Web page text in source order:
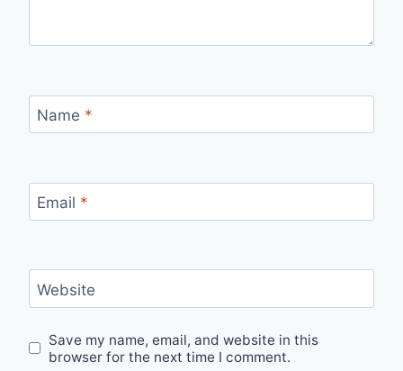
Name *
Email *
Website
Save my name, email, and website in this
browser for the next time I comment.